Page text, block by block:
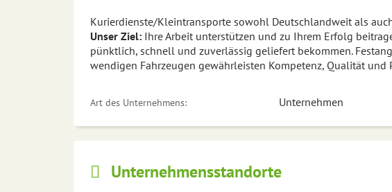
Kurierdienste/Kleintransporte sowohl Deutschlandweit als
Unser Ziel: Ihre Arbeit unterstützen und zu Ihrem Erfolg
pünktlich, schnell und zuverlässig geliefert bekommen.
wendigen Fahrzeugen gewährleisten Kompetenz, Qualität und
Art des Unternehmens: Unternehmen
Unternehmensstandorte